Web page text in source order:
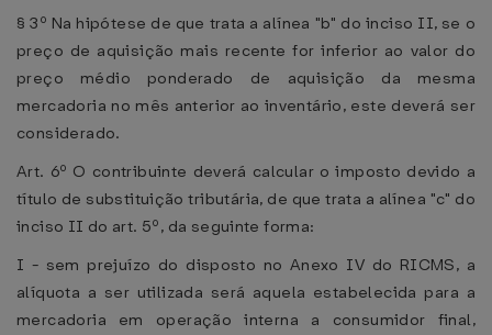
§ 3º Na hipótese de que trata a alínea "b" do inciso II, se o
preço de aquisição mais recente for inferior ao valor do
preço médio ponderado de aquisição da mesma
mercadoria no mês anterior ao inventário, este deverá ser
considerado.
Art. 6º O contribuinte deverá calcular o imposto devido a
título de substituição tributária, de que trata a alínea "c" do
inciso II do art. 5º, da seguinte forma:
I - sem prejuízo do disposto no Anexo IV do RICMS, a
alíquota a ser utilizada será aquela estabelecida para a
mercadoria em operação interna a consumidor final,